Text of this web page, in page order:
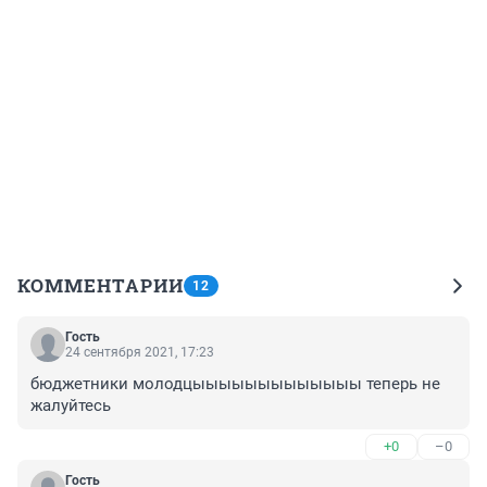
КОММЕНТАРИИ 12
Гость
24 сентября 2021, 17:23
бюджетники молодцыыыыыыыыыыыыы теперь не
жалуйтесь
+0 –0
Гость